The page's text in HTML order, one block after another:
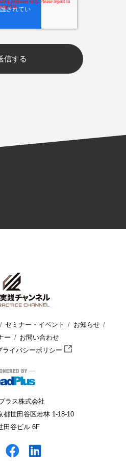
セミナー・イベント
お知らせ
ー
お問い合わせ
ライバシーポリシー
ラス株式会社
世田谷区若林 1-18-10
田谷ビル 6F